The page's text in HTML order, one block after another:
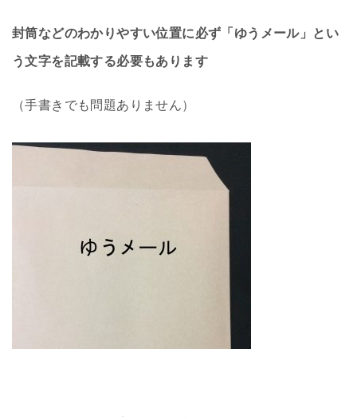
封筒などのわかりやすい位置に必ず 「ゆうメール」とい
う文字を記載する必要もあります
（手書きでも問題ありません）